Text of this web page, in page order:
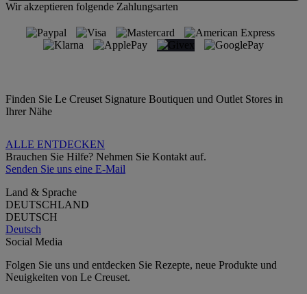
Wir akzeptieren folgende Zahlungsarten
Finden Sie Le Creuset Signature Boutiquen und Outlet Stores in
Ihrer Nähe
ALLE ENTDECKEN
Brauchen Sie Hilfe? Nehmen Sie Kontakt auf.
Senden Sie uns eine E-Mail
Land & Sprache
DEUTSCHLAND
DEUTSCH
Deutsch
Social Media
Folgen Sie uns und entdecken Sie Rezepte, neue Produkte und
Neuigkeiten von Le Creuset.